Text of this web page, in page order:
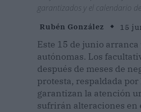
garantizados y el calendario
Rubén González 15
Este 15 de junio
autónomas. Los
después de meses de
protesta, respaldada
garantizan la atención
sufrirán alteraciones en